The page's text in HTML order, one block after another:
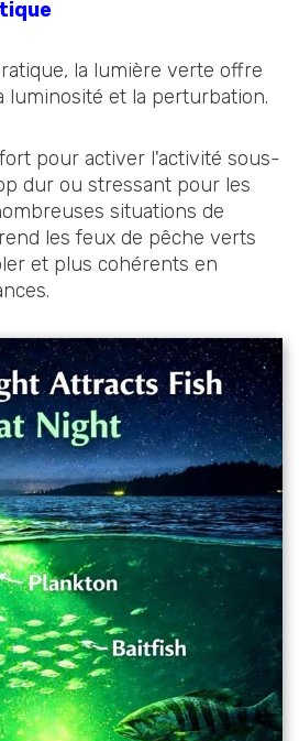
la lumière verte offre
luminosité et la perturbation.
pour activer l'activité sous-
dur ou stressant pour les
situations de
les feux de pêche verts
et plus cohérents en